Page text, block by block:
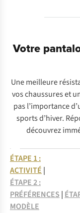
Votre
Une meilleure
vos chaussures et
pas l’importance
sports d’hiver.
découvrez
ÉTAPE 1 :
ACTIVITÉ |
ÉTAPE 2 :
PRÉFÉRENCES |
MODÈLE